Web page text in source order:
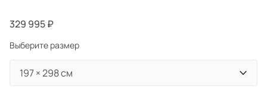
329 995 ₽
Выберите размер